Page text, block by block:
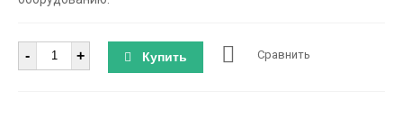
Количество
- + Купить Сравнить